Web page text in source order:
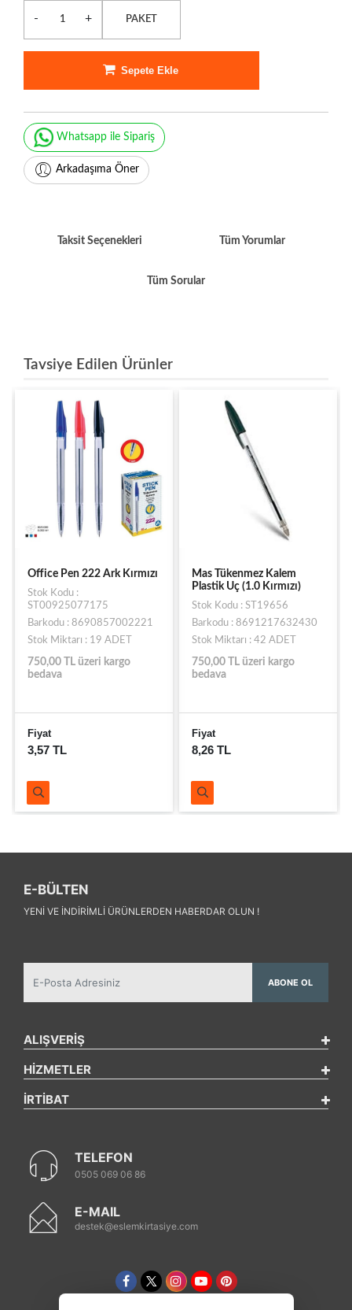
- + PAKET
Sepete Ekle
Whatsapp ile Sipariş
Arkadaşıma Öner
Taksit Seçenekleri Tüm Yorumlar
Tüm Sorular
Tavsiye Edilen Ürünler
Office Pen 222 Ark Kırmızı
Stok Kodu :
ST00925077175
Barkodu : 8690857002221
Stok Miktarı : 19 ADET
750,00 TL üzeri kargo
bedava
Fiyat
3,57 TL
Mas Tükenmez Kalem
Plastik Uç (1.0 Kırmızı)
Stok Kodu : ST19656
Barkodu : 8691217632430
Stok Miktarı : 42 ADET
750,00 TL üzeri kargo
bedava
Fiyat
8,26 TL
E-BÜLTEN
YENI VE INDIRIMLI ÜRÜNLERDEN HABERDAR OLUN !
ABONE OL
ALIŞVERİŞ
HİZMETLER
İRTİBAT
TELEFON
0505 069 06 86
E-MAIL
destek@eslemkirtasiye.com